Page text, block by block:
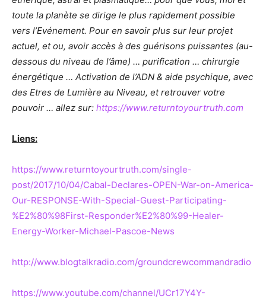
toute la planète se dirige le plus rapidement possible
vers l’Evénement. Pour en savoir plus sur leur projet
actuel, et ou, avoir accès à des guérisons puissantes (au-
dessous du niveau de l’âme) … purification … chirurgie
énergétique … Activation de l’ADN & aide psychique, avec
des Etres de Lumière au Niveau, et retrouver votre
pouvoir … allez sur: https://www.returntoyourtruth.com
Liens:
https://www.returntoyourtruth.com/single-
post/2017/10/04/Cabal-Declares-OPEN-War-on-America-
Our-RESPONSE-With-Special-Guest-Participating-
%E2%80%98First-Responder%E2%80%99-Healer-
Energy-Worker-Michael-Pascoe-News
http://www.blogtalkradio.com/groundcrewcommandradio
https://www.youtube.com/channel/UCr17Y4Y-